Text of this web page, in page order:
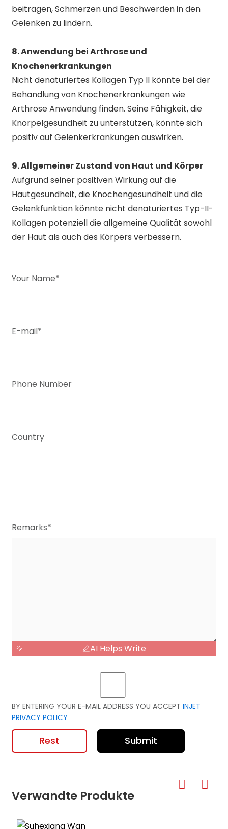
beitragen, Schmerzen und Beschwerden in den
Gelenken zu lindern.
8. Anwendung bei Arthrose und
Knochenerkrankungen
Nicht denaturiertes Kollagen Typ II könnte bei der
Behandlung von Knochenerkrankungen wie
Arthrose Anwendung finden. Seine Fähigkeit, die
Knorpelgesundheit zu unterstützen, könnte sich
positiv auf Gelenkerkrankungen auswirken.
9. Allgemeiner Zustand von Haut und Körper
Aufgrund seiner positiven Wirkung auf die
Hautgesundheit, die Knochengesundheit und die
Gelenkfunktion könnte nicht denaturiertes Typ-II-
Kollagen potenziell die allgemeine Qualität sowohl
der Haut als auch des Körpers verbessern.
Your Name*
E-mail*
Phone Number
Country
Remarks*
AI Helps Write
BY ENTERING YOUR E-MAIL ADDRESS YOU ACCEPT INJET
PRIVACY POLICY
Rest Submit
Verwandte Produkte